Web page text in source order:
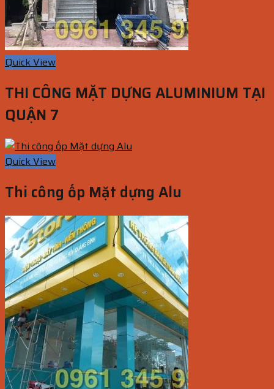
Quick View
THI CÔNG MẶT DỰNG ALUMINIUM TẠI
QUẬN 7
Quick View
Thi công ốp Mặt dựng Alu